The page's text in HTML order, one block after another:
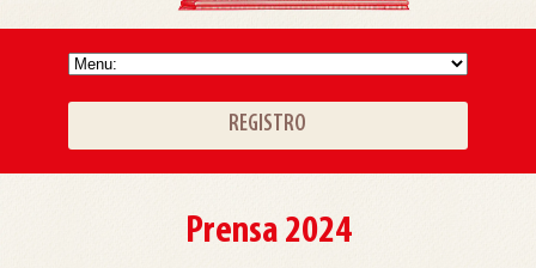
REGISTRO
Prensa 2024